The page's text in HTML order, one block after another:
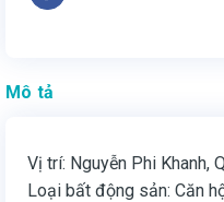
Mô tả
Vị trí: Nguyễn Phi Khanh,
Loại bất động sản: Căn